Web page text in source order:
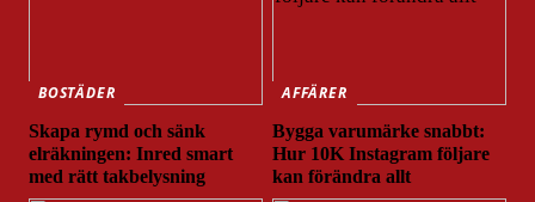
BOSTÄDER
Skapa rymd och sänk
elräkningen: Inred smart
med rätt takbelysning
AFFÄRER
Bygga varumärke snabbt:
Hur 10K Instagram följare
kan förändra allt